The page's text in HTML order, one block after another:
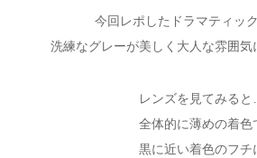
今回レポしたドラマティッ
洗練なグレーが美しく大人な雰囲気
レンズを見てみる
全体的に薄めの着色
黒に近い着色のフチ